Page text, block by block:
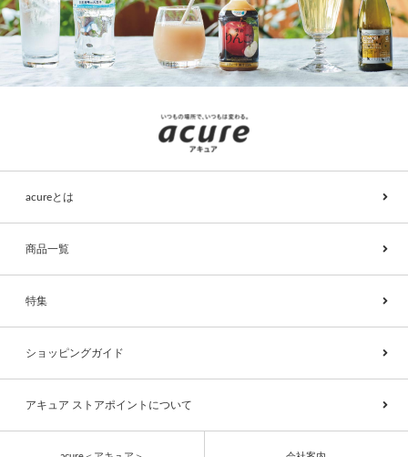
acureとは
商品一覧
特集
ショッピングガイド
アキュア ストアポイントについて